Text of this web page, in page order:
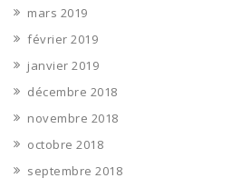
mars 2019
février 2019
janvier 2019
décembre 2018
novembre 2018
octobre 2018
septembre 2018